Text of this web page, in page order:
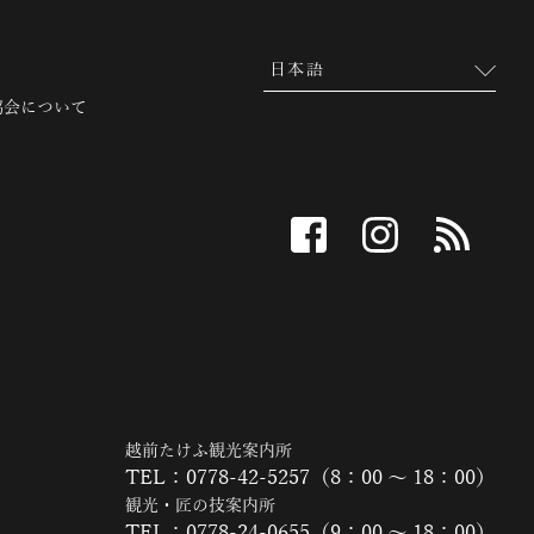
について
facebook instagram
越前たけふ観光案内所
TEL：0778-42-5257（8：00 ～ 18：00）
観光・匠の技案内所